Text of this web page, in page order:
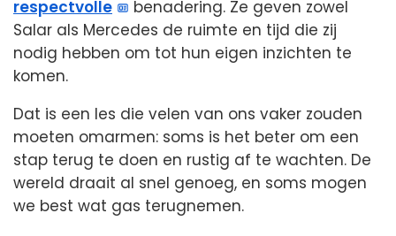
respectvolle
benadering. Ze geven zowel
Salar als Mercedes de ruimte en tijd die zij
nodig hebben om tot hun eigen inzichten te
komen.
Dat is een les die velen van ons vaker zouden
moeten omarmen: soms is het beter om een
stap terug te doen en rustig af te wachten. De
wereld draait al snel genoeg, en soms mogen
we best wat gas terugnemen.